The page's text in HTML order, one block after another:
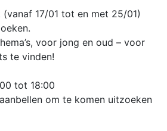
17/01 tot en met 25/01)
voor jong en oud – voor
te vinden!
tot 18:00
om te komen uitzoeken